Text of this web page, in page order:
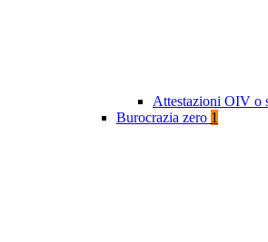
Attestazioni OIV o
Burocrazia zero 1